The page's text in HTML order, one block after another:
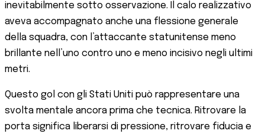
inevitabilmente sotto osservazione. Il calo realizzativo
aveva accompagnato anche una flessione generale
della squadra, con l’attaccante statunitense meno
brillante nell’uno contro uno e meno incisivo negli ultimi
metri.
Questo gol con gli Stati Uniti può rappresentare una
svolta mentale ancora prima che tecnica. Ritrovare la
porta significa liberarsi di pressione, ritrovare fiducia e